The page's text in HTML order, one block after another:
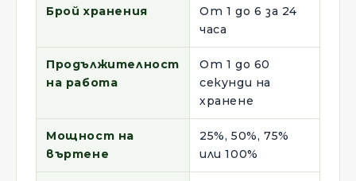
Брой хранения
От 1 до 6 за 24
часа
Продължителност
на работа
От 1 до 60
секунди на
хранене
Мощност на
въртене
25%, 50%, 75%
или 100%